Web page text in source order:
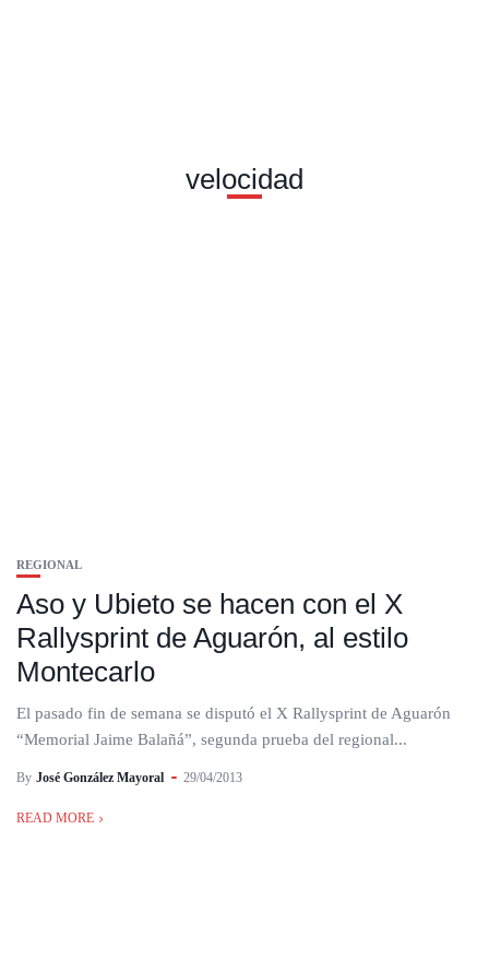
velocidad
REGIONAL
Aso y Ubieto se hacen con el X
Rallysprint de Aguarón, al estilo
Montecarlo
El pasado fin de semana se disputó el X Rallysprint de Aguarón
“Memorial Jaime Balañá”, segunda prueba del regional...
By José González Mayoral 29/04/2013
READ MORE